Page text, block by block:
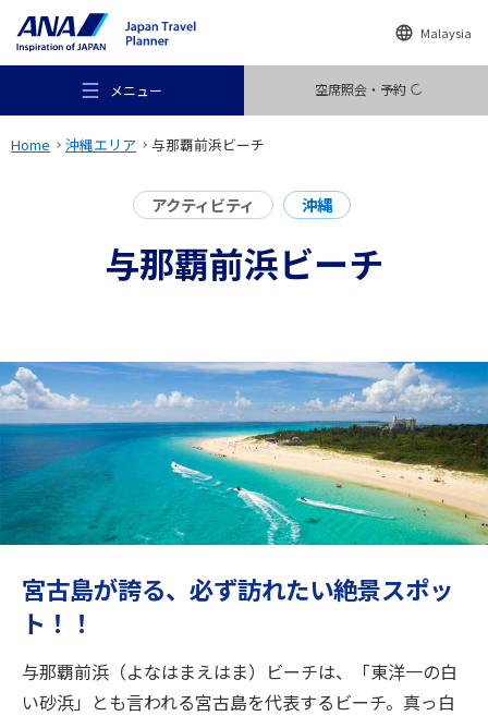
Malaysia
メニュー 空席照会・予約
おすすめの旅
行き先
旅のお役立ち情報
閉じる
Home 沖縄エリア 与那覇前浜ビーチ
アクティビティ 沖縄
与那覇前浜ビーチ
宮古島が誇る、必ず訪れたい絶景スポッ
ト！！
与那覇前浜（よなはまえはま）ビーチは、「東洋一の白
い砂浜」とも言われる宮古島を代表するビーチ。真っ白